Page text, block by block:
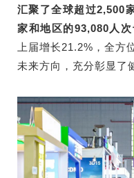
汇聚了全球超过2,500
家和地区的93,080人
上届增长21.2%，全方
未来方向，充分彰显了